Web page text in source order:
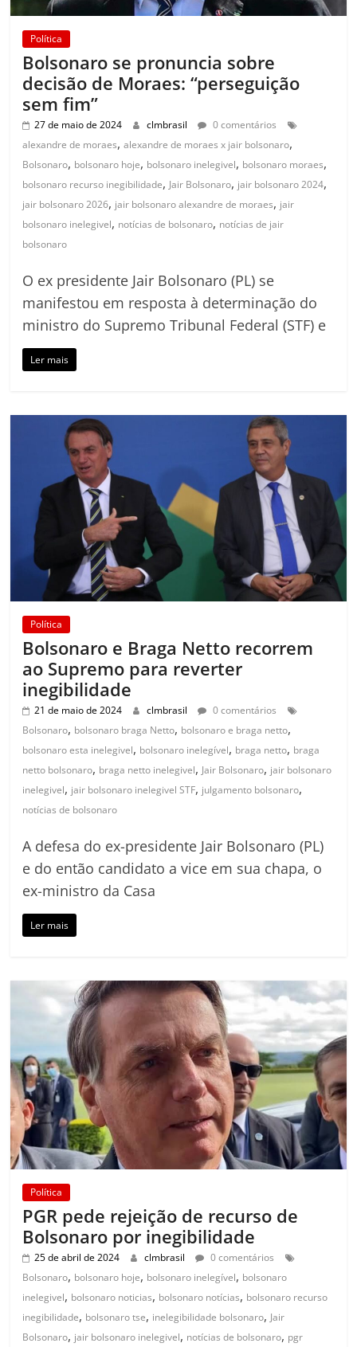
Política
Bolsonaro se pronuncia sobre
decisão de Moraes: “perseguição
sem fim”
27 de maio de 2024 clmbrasil
0 comentários
alexandre de moraes,alexandre de moraes x jair bolsonaro,
Bolsonaro, bolsonaro hoje, bolsonaro inelegivel, bolsonaro moraes,
bolsonaro recurso inegibilidade, Jair Bolsonaro, jair bolsonaro 2024,
jair bolsonaro 2026, jair bolsonaro alexandre de moraes, jair
bolsonaro inelegivel, notícias de bolsonaro, notícias de jair
bolsonaro
O ex presidente Jair Bolsonaro (PL) se
manifestou em resposta à determinação do
ministro do Supremo Tribunal Federal (STF) e
Ler mais
Política
Bolsonaro e Braga Netto recorrem
ao Supremo para reverter
inegibilidade
21 de maio de 2024 clmbrasil
0 comentários
Bolsonaro, bolsonaro braga Netto, bolsonaro e braga netto,
bolsonaro esta inelegivel, bolsonaro inelegível, braga netto, braga
netto bolsonaro, braga netto inelegivel, Jair Bolsonaro, jair bolsonaro
inelegivel, jair bolsonaro inelegivel STF, julgamento bolsonaro,
notícias de bolsonaro
A defesa do ex-presidente Jair Bolsonaro (PL)
e do então candidato a vice em sua chapa, o
ex-ministro da Casa
Ler mais
Política
PGR pede rejeição de recurso de
Bolsonaro por inegibilidade
25 de abril de 2024 clmbrasil
0 comentários
Bolsonaro, bolsonaro hoje, bolsonaro inelegível, bolsonaro
inelegivel, bolsonaro noticias, bolsonaro notícias, bolsonaro recurso
inegibilidade, bolsonaro tse, inelegibilidade bolsonaro, Jair
Bolsonaro, jair bolsonaro inelegivel, notícias de bolsonaro, pgr